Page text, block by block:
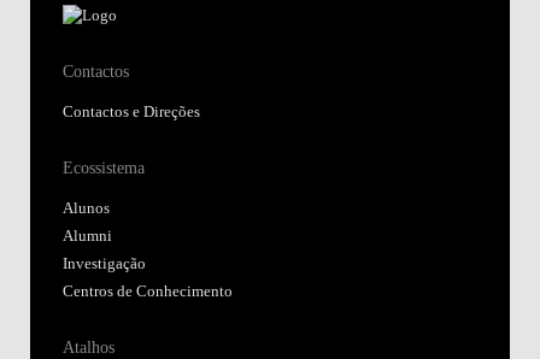
Contactos
Contactos e Direções
Ecossistema
Alunos
Alumni
Investigação
Centros de Conhecimento
Atalhos